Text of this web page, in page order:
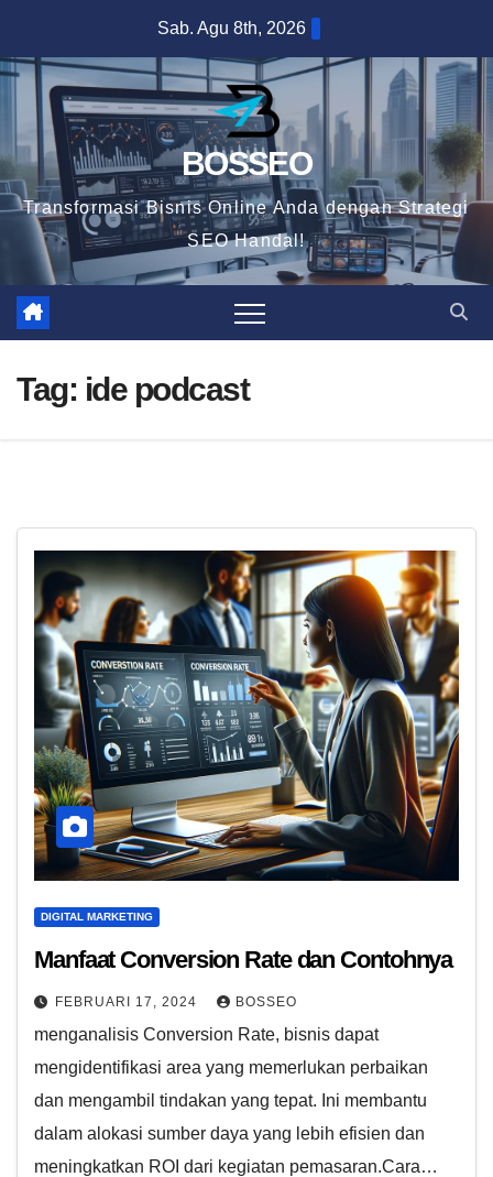
content
Sab. Agu 8th, 2026
BOSSEO
Transformasi Bisnis Online Anda dengan Strategi
SEO Handal!
Tag: ide podcast
DIGITAL MARKETING
Manfaat Conversion Rate dan Contohnya
FEBRUARI 17, 2024 BOSSEO
menganalisis Conversion Rate, bisnis dapat
mengidentifikasi area yang memerlukan perbaikan
dan mengambil tindakan yang tepat. Ini membantu
dalam alokasi sumber daya yang lebih efisien dan
meningkatkan ROI dari kegiatan pemasaran.Cara…